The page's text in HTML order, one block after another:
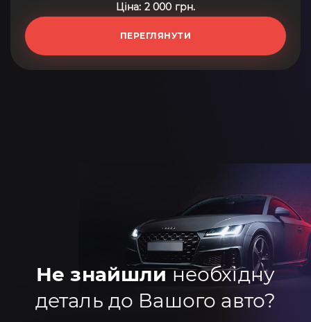
Ціна: 2 000 грн.
ПЕРЕГЛЯНУТИ
Не знайшлинеобхідну
деталь до Вашого авто?